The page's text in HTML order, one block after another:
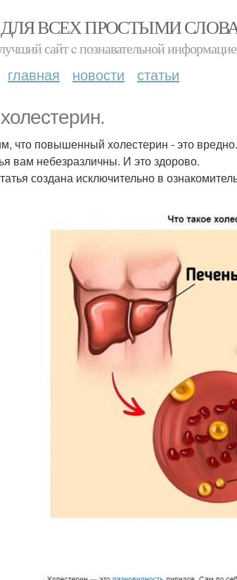
ВСЕХ ПРОСТЫМИ
сайт c познавательной
главная новости статьи
что повышенный холестерин - это
вам небезразличны. И это здорово.
создана исключительно в